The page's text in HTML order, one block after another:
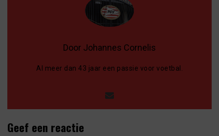
Door Johannes Cornelis
Al meer dan 43 jaar een passie voor voetbal.
Geef een reactie